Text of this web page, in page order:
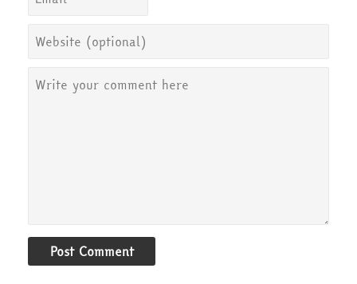
Post Comment